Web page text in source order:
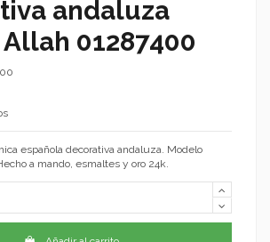
andaluza
01287400
española decorativa andaluza. Modelo
a mando, esmaltes y oro 24k.